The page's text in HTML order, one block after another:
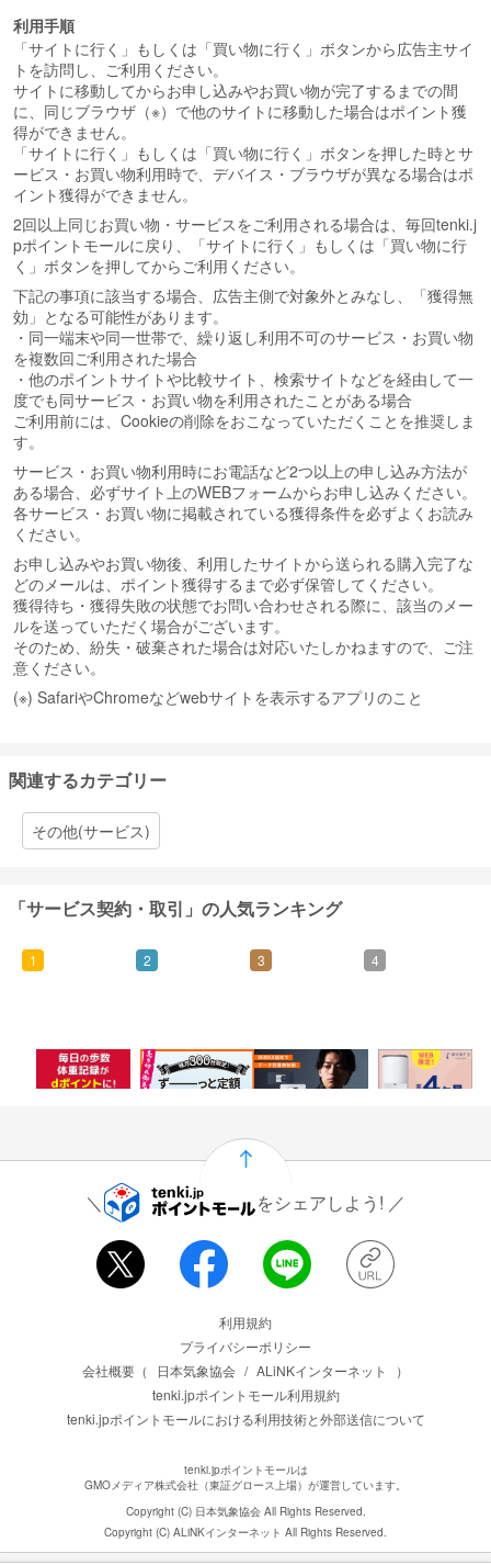
利用手順
「サイトに行く」もしくは「買い物に行く」ボタンから広告主サイ
トを訪問し、ご利用ください。
サイトに移動してからお申し込みやお買い物が完了するまでの間
に、同じブラウザ（※）で他のサイトに移動した場合はポイント獲
得ができません。
「サイトに行く」もしくは「買い物に行く」ボタンを押した時とサ
ービス・お買い物利用時で、デバイス・ブラウザが異なる場合はポ
イント獲得ができません。
2回以上同じお買い物・サービスをご利用される場合は、毎回tenki.j
pポイントモールに戻り、「サイトに行く」もしくは「買い物に行
く」ボタンを押してからご利用ください。
下記の事項に該当する場合、広告主側で対象外とみなし、「獲得無
効」となる可能性があります。
・同一端末や同一世帯で、繰り返し利用不可のサービス・お買い物
を複数回ご利用された場合
・他のポイントサイトや比較サイト、検索サイトなどを経由して一
度でも同サービス・お買い物を利用されたことがある場合
ご利用前には、Cookieの削除をおこなっていただくことを推奨しま
す。
サービス・お買い物利用時にお電話など2つ以上の申し込み方法が
ある場合、必ずサイト上のWEBフォームからお申し込みください。
各サービス・お買い物に掲載されている獲得条件を必ずよくお読み
ください。
お申し込みやお買い物後、利用したサイトから送られる購入完了な
どのメールは、ポイント獲得するまで必ず保管してください。
獲得待ち・獲得失敗の状態でお問い合わせされる際に、該当のメー
ルを送っていただく場合がございます。
そのため、紛失・破棄された場合は対応いたしかねますので、ご注
意ください。
(※) SafariやChromeなどwebサイトを表示するアプリのこと
関連するカテゴリー
その他(サービス)
「サービス契約・取引」の人気ランキング
1
500ポイント
2
5,000ポイント
3
5,000 ポイント
4
7,000ポイント
をシェアしよう!
利用規約
プライバシーポリシー
会社概要（
日本気象協会 / ALiNKインターネット
）
tenki.jpポイントモール利用規約
tenki.jpポイントモールにおける利用技術と外部送信について
tenki.jpポイントモールは
GMOメディア株式会社（東証グロース上場）が運営しています。
Copyright (C) 日本気象協会 All Rights Reserved.
Copyright (C) ALiNKインターネット All Rights Reserved.